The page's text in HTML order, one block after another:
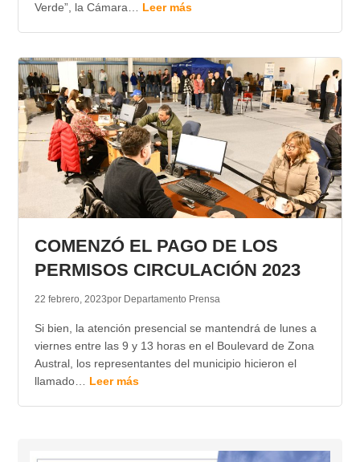
Verde”, la Cámara… Leer más
COMENZÓ EL PAGO DE LOS
PERMISOS CIRCULACIÓN 2023
22 febrero, 2023por Departamento Prensa
Si bien, la atención presencial se mantendrá de lunes a
viernes entre las 9 y 13 horas en el Boulevard de Zona
Austral, los representantes del municipio hicieron el
llamado… Leer más